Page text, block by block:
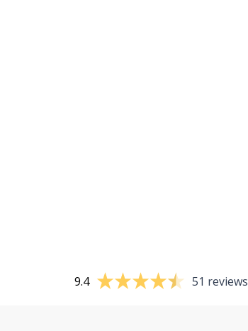
9.4 51 reviews